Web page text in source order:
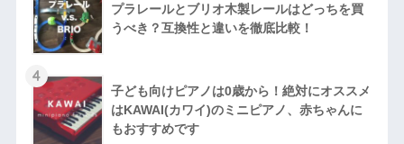
プラレールとブリオ木製レールはどっちを買
うべき？互換性と違いを徹底比較！
4
子ども向けピアノは0歳から！絶対にオススメ
はKAWAI(カワイ)のミニピアノ、赤ちゃんに
もおすすめです